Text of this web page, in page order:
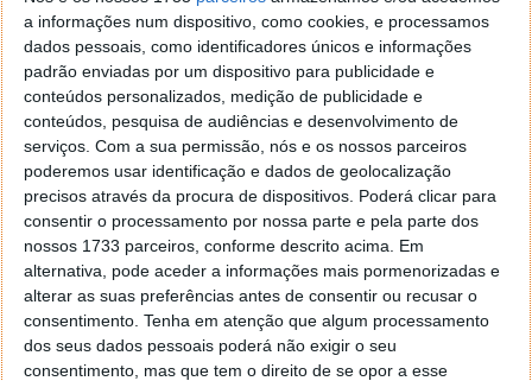
a informações num dispositivo, como cookies, e processamos
dados pessoais, como identificadores únicos e informações
padrão enviadas por um dispositivo para publicidade e
conteúdos personalizados, medição de publicidade e
conteúdos, pesquisa de audiências e desenvolvimento de
serviços. Com a sua permissão, nós e os nossos parceiros
poderemos usar identificação e dados de geolocalização
precisos através da procura de dispositivos. Poderá clicar para
consentir o processamento por nossa parte e pela parte dos
nossos 1733 parceiros, conforme descrito acima. Em
alternativa, pode aceder a informações mais pormenorizadas e
alterar as suas preferências antes de consentir ou recusar o
consentimento. Tenha em atenção que algum processamento
dos seus dados pessoais poderá não exigir o seu
consentimento, mas que tem o direito de se opor a esse
frequência usada, menor é o raio de cobertura. Além
disso, as altas frequências têm um nível de
penetração inferior em objetos e superfícies sólidas.
Isto quer dizer que uma rede que funciona nos 2,4
GHz garante melhor cobertura que uma rede que
funciona nos 5 GHz. No entanto, uma rede que
funciona nos 5 GHz oferece uma maior largura de
banda, ou seja, é uma rede mais rápida.
Para ultrapassar tais desvantagens, existe
actualmente o standard 802.11ac, que recorre a
técnicas de beamforminge a outras, para que exista
uma melhor penetração de sinal em determinados
materiais de construção.